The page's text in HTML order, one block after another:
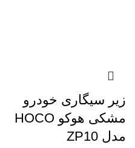
زیر سیگاری خودرو
مشکی هوکو HOCO
مدل ZP10